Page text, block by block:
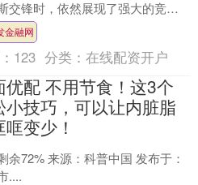
交锋时，依然展现了强大的竞争
终以111-113小负对手。此役中，
的表现可圈....
金融网
123 分类：在线配资开户
优配 不用节食！这3个
小技巧，可以让内脏脂
哐变少！
余72% 来源：科普中国 发布于：
....